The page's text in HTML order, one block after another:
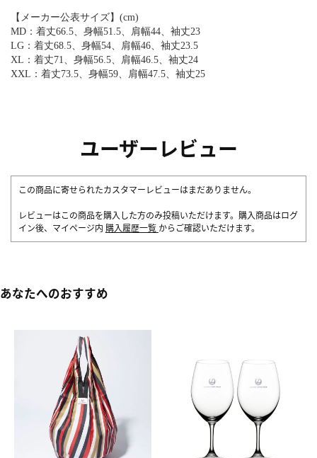
【メーカー公表サイズ】(cm)
MD：着丈66.5、身幅51.5、肩幅44、袖丈23
LG：着丈68.5、身幅54、肩幅46、袖丈23.5
XL：着丈71、身幅56.5、肩幅46.5、袖丈24
XXL：着丈73.5、身幅59、肩幅47.5、袖丈25
ユーザーレビュー
この商品に寄せられたカスタマーレビューはまだありません。
レビューはこの商品を購入した方のみ投稿いただけます。購入商品はログ
イン後、マイページ内 購入履歴一覧 からご確認いただけます。
あなたへのおすすめ